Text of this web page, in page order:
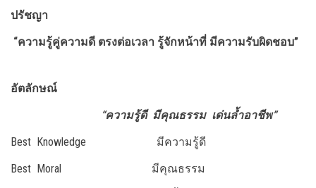
ปรัชญา
“ความรู้คู่ความดี ตรงต่อเวลา รู้จักหน้าที่ มีความรับผิดชอบ”
อัตลักษณ์
“ความรู้ดี มีคุณธรรม เด่นล้ำอาชีพ”
Best Knowledge มีความรู้ดี
Best Moral มีคุณธรรม